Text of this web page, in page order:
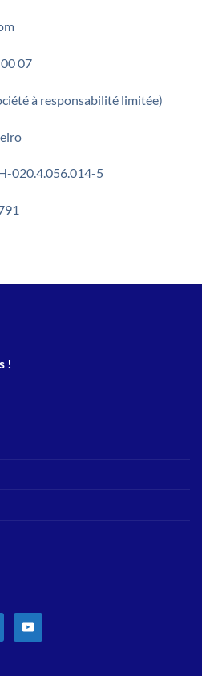
07
à responsabilité limitée)
020.4.056.014-5
!